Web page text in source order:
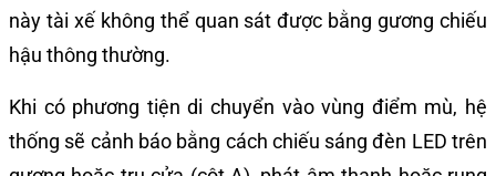
này tài xế không thể quan sát được bằng gương chiếu
hậu thông thường.
Khi có phương tiện di chuyển vào vùng điểm mù, hệ
thống sẽ cảnh báo bằng cách chiếu sáng đèn LED trên